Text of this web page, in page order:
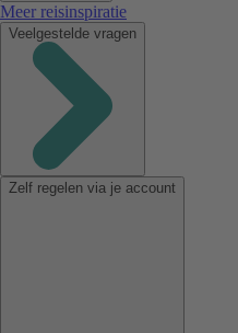
Meer reisinspiratie
Veelgestelde vragen
Zelf regelen via je account